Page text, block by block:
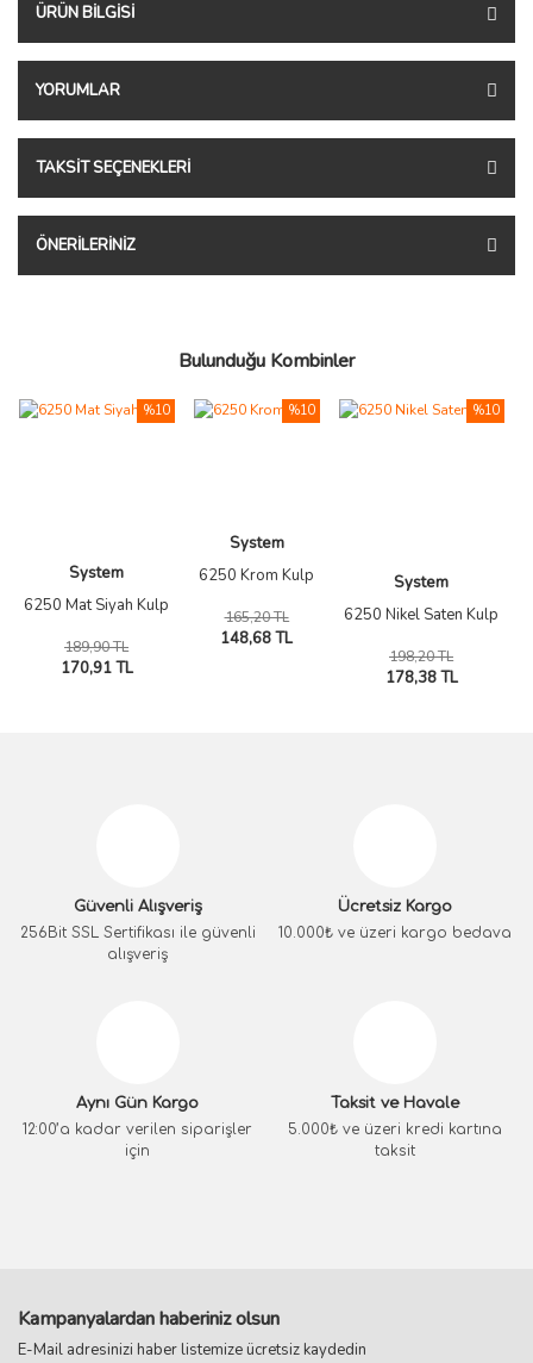
ÜRÜN BILGISI
YORUMLAR
TAKSIT SEÇENEKLERI
ÖNERILERINIZ
Bulunduğu Kombinler
System
6250 Mat Siyah Kulp
189,90 TL
170,91 TL
%10
System
6250 Krom Kulp
165,20 TL
148,68 TL
%10
System
6250 Nikel Saten Kulp
198,20 TL
178,38 TL
%10
Güvenli Alışveriş
256Bit SSL Sertifikası ile güvenli
alışveriş
Ücretsiz Kargo
10.000₺ ve üzeri kargo bedava
Aynı Gün Kargo
12:00’a kadar verilen siparişler
için
Taksit ve Havale
5.000₺ ve üzeri kredi kartına
taksit
Kampanyalardan haberiniz olsun
E-Mail adresinizi haber listemize ücretsiz kaydedin